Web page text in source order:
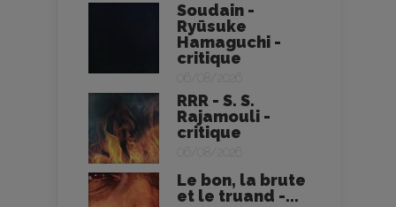
Soudain -
Ryūsuke
Hamaguchi -
critique
06/08/2026
RRR - S. S.
Rajamouli -
critique
06/08/2026
Le bon, la brute
et le truand -...